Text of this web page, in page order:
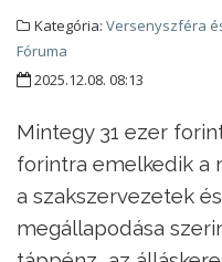
Kategória: Versenyszféra
Fóruma
2025.12.08. 08:13
Mintegy 31 ezer
forintra emelkedik a
a szakszervezetek
megállapodása